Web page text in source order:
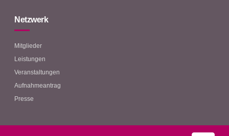
Netzwerk
Mitglieder
Leistungen
Veranstaltungen
Aufnahmeantrag
Presse